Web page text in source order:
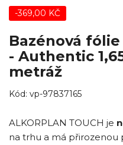
-369,00 KČ
Bazénová
- Authentic
metráž
Kód: vp-97837165
ALKORPLAN TOUCH je
na trhu a má přirozenou